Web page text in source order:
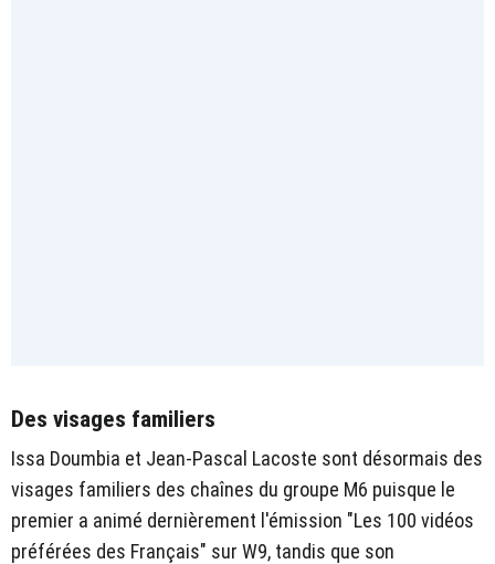
Des visages familiers
Issa Doumbia et Jean-Pascal Lacoste sont désormais des
visages familiers des chaînes du groupe M6 puisque le
premier a animé dernièrement l'émission "Les 100 vidéos
préférées des Français" sur W9, tandis que son